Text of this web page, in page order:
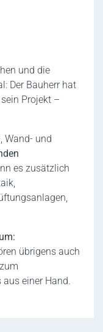
und die
Der Bauherr hat
Projekt –
Wand- und
es zusätzlich
übrigens auch
einer Hand.